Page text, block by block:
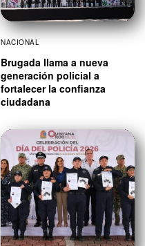
NACIONAL
Brugada llama a nueva
generación policial a
fortalecer la confianza
ciudadana